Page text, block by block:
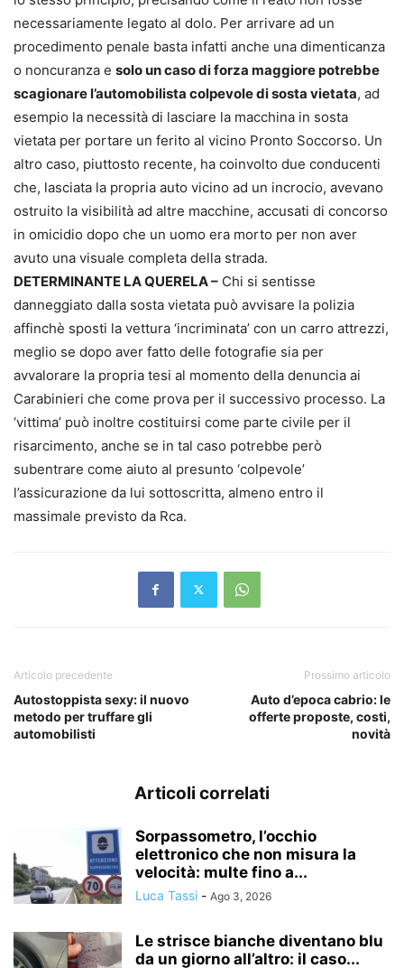
necessariamente legato al dolo. Per arrivare ad un
procedimento penale basta infatti anche una dimenticanza
o noncuranza e solo un caso di forza maggiore potrebbe
scagionare l’automobilista colpevole di sosta vietata, ad
esempio la necessità di lasciare la macchina in sosta
vietata per portare un ferito al vicino Pronto Soccorso. Un
altro caso, piuttosto recente, ha coinvolto due conducenti
che, lasciata la propria auto vicino ad un incrocio, avevano
ostruito la visibilità ad altre macchine, accusati di concorso
in omicidio dopo che un uomo era morto per non aver
avuto una visuale completa della strada.
DETERMINANTE LA QUERELA – Chi si sentisse
danneggiato dalla sosta vietata può avvisare la polizia
affinchè sposti la vettura ‘incriminata’ con un carro attrezzi,
meglio se dopo aver fatto delle fotografie sia per
avvalorare la propria tesi al momento della denuncia ai
Carabinieri che come prova per il successivo processo. La
‘vittima’ può inoltre costituirsi come parte civile per il
risarcimento, anche se in tal caso potrebbe però
subentrare come aiuto al presunto ‘colpevole’
l’assicurazione da lui sottoscritta, almeno entro il
massimale previsto da Rca.
Articolo precedente
Autostoppista sexy: il nuovo
metodo per truffare gli
automobilisti
Prossimo articolo
Auto d’epoca cabrio: le
offerte proposte, costi,
novità
Articoli correlati
Sorpassometro, l’occhio
elettronico che non misura la
velocità: multe fino a...
Luca Tassi - Ago 3, 2026
Le strisce bianche diventano blu
da un giorno all’altro: il caso...